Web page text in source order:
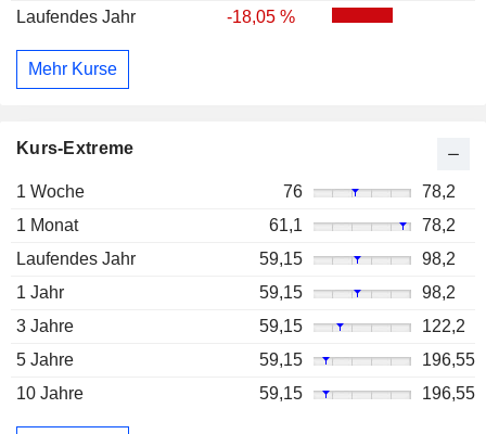
Laufendes Jahr -18,05 %
Mehr Kurse
Kurs-Extreme
1 Woche 76
78,2
1 Monat
61,1
78,2
Laufendes Jahr
59,15
98,2
1 Jahr
59,15
98,2
3 Jahre
59,15
122,2
5 Jahre
59,15
196,55
10 Jahre
59,15 196,55